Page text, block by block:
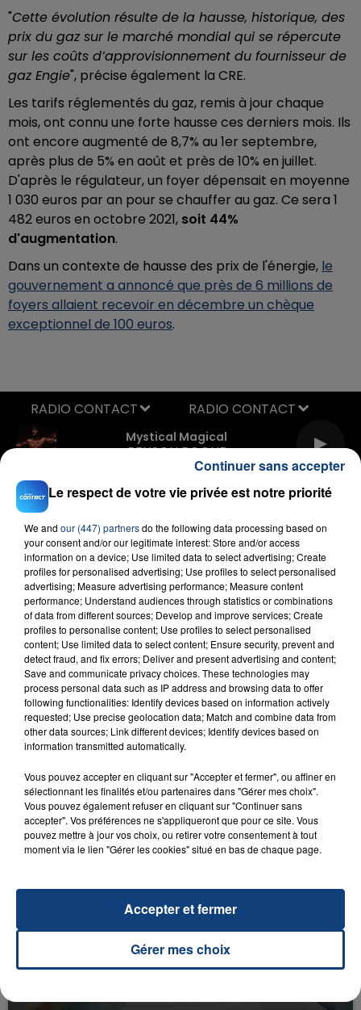
"Cette évolution résulte de la hausse, historique, des
prix du gaz sur le marché mondial qui se répercute
sur les coûts d’approvisionnement du fournisseur de
gaz Engie", précise également la CRE.
Les tarifs réglementés du gaz, remis à jour chaque
mois, ont connu une forte hausse ces derniers mois. Ils
ont encore augmenté de 8,7% au 1er septembre,
après plus de 5% en août et près de 10% en juillet.
D'après le régulateur, un foyer dépensait en moyenne
1 030 euros par an pour se chauffer au gaz. Ce sera 1
482 euros en octobre 2021, soit 44%
d'augmentation.
Dans un contexte de hausse des prix de l'énergie, le
gouvernement a annoncé que près de 6 millions de
foyers allaient recevoir en décembre un chèque
exceptionnel de 100 euros.
Mystical Magical
BENSON BOONE
RADIO CONTACT
FIL D'ACTU
INCENDIE MORTEL À LENS : UNE FEMME ET
SON BÉBÉ ENTRE LA VIE ET LA...
Un homme s'est immolé par le feu après avoir
aspergé sa compagne et leur bébé de trois mois
d'un liquide inflammable.
UNE ADOLESCENTE DEVANT SE FAIRE
Le respect de votre vie privée est notre priorité
We and our (447) partnersdo the following data processing based on
your consent and/or our legitimate interest: Store and/or access
information on a device; Use limited data to select advertising; Create
profiles for personalised advertising; Use profiles to select personalised
advertising; Measure advertising performance; Measure content
performance; Understand audiences through statistics or combinations
of data from different sources; Develop and improve services; Create
profiles to personalise content; Use profiles to select personalised
content; Use limited data to select content; Ensure security, prevent and
detect fraud, and fix errors; Deliver and present advertising and content;
Save and communicate privacy choices. These technologies may
process personal data such as IP address and browsing data to offer
following functionalities: Identify devices based on information actively
requested; Use precise geolocation data; Match and combine data from
other data sources; Link different devices; Identify devices based on
information transmitted automatically.
Vous pouvez accepter en cliquant sur "Accepter et fermer", ou affiner en
sélectionnant les finalités et/ou partenaires dans "Gérer mes choix".
Vous pouvez également refuser en cliquant sur "Continuer sans
accepter". Vos préférences ne s'appliqueront que pour ce site. Vous
pouvez mettre à jour vos choix, ou retirer votre consentement à tout
moment via le lien "Gérer les cookies" situé en bas de chaque page.
Gérer mes choix
Accepter et fermer
Continuer sans accepter